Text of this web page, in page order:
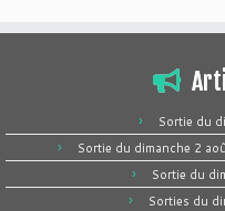
Sortie du
Sortie du dimanche 2
Sortie du
Sorties du